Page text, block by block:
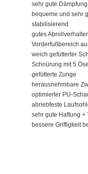
sehr gute Dämpfung
bequeme und sehr
stabilisierend
gutes
Vorderfußbereich
weich gefütterter
Schnürung mit 5
gefütterte Zunge
herausnehmbare
optimierter PU-
abriebfeste
sehr gute Haftung
bessere Griffigkeit